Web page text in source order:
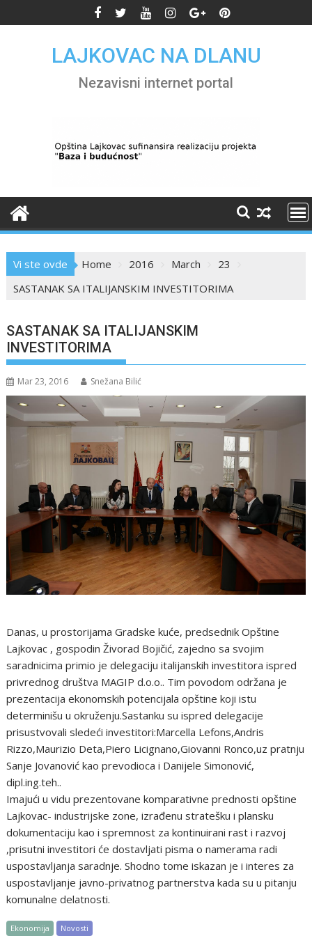
to
LAJKOVAC NA DLANU
Nezavisni internet portal
Vi ste ovde Home 2016 March
23
SASTANAK SA ITALIJANSKIM INVESTITORIMA
SASTANAK SA ITALIJANSKIM
INVESTITORIMA
Mar 23, 2016 Snežana Bilić
Danas, u prostorijama Gradske kuće, predsednik Opštine
Lajkovac , gospodin Živorad Bojičić, zajedno sa svojim
saradnicima primio je delegaciju italijanskih investitora ispred
privrednog društva MAGIP d.o.o.. Tim povodom održana je
prezentacija ekonomskih potencijala opštine koji istu
determinišu u okruženju.Sastanku su ispred delegacije
prisustvovali sledeći investitori:Marcella Lefons,Andris
Rizzo,Maurizio Deta,Piero Licignano,Giovanni Ronco,uz pratnju
Sanje Jovanović kao prevodioca i Danijele Simonović,
dipl.ing.teh..
Imajući u vidu prezentovane komparativne prednosti opštine
Lajkovac- industrijske zone, izrađenu stratešku i plansku
dokumentaciju kao i spremnost za kontinuirani rast i razvoj
,prisutni investitori će dostavljati pisma o namerama radi
uspostavljanja saradnje. Shodno tome iskazan je i interes za
uspostavljanje javno-privatnog partnerstva kada su u pitanju
komunalne delatnosti.
Ekonomija Novosti